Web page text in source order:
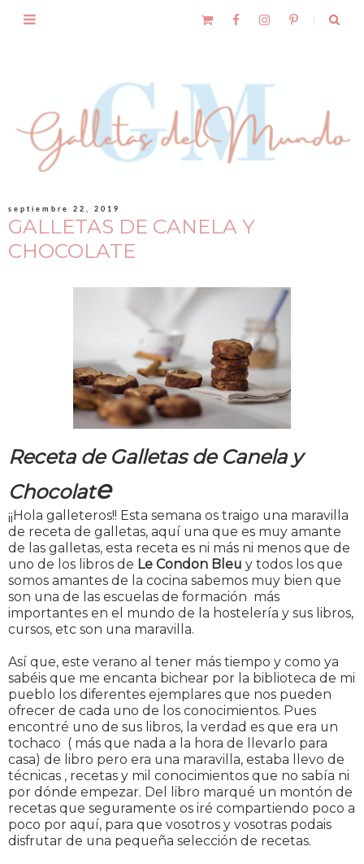
septiembre 22, 2019
GALLETAS DE CANELA Y
CHOCOLATE
Receta de Galletas de Canela y
Chocolate
¡¡Hola galleteros!! Esta semana os traigo una maravilla
de receta de galletas, aquí una que es muy amante
de las galletas, esta receta es ni más ni menos que de
uno de los libros de Le Condon Bleu y todos los que
somos amantes de la cocina sabemos muy bien que
son una de las escuelas de formación más
importantes en el mundo de la hostelería y sus libros,
cursos, etc son una maravilla.
Así que, este verano al tener más tiempo y como ya
sabéis que me encanta bichear por la biblioteca de mi
pueblo los diferentes ejemplares que nos pueden
ofrecer de cada uno de los conocimientos. Pues
encontré uno de sus libros, la verdad es que era un
tochaco ( más que nada a la hora de llevarlo para
casa) de libro pero era una maravilla, estaba llevo de
técnicas , recetas y mil conocimientos que no sabía ni
por dónde empezar. Del libro marqué un montón de
recetas que seguramente os iré compartiendo poco a
poco por aquí, para que vosotros y vosotras podais
disfrutar de una pequeña selección de recetas.